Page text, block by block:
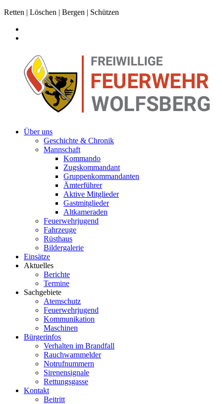
Retten | Löschen | Bergen | Schützen
Über uns
Geschichte & Chronik
Mannschaft
Kommando
Zugskommandant
Gruppenkommandanten
Ämterführer
Aktive Mitglieder
Gastmitglieder
Altkameraden
Feuerwehrjugend
Fahrzeuge
Rüsthaus
Bildergalerie
Einsätze
Aktuelles
Berichte
Termine
Sachgebiete
Atemschutz
Feuerwehrjugend
Kommunikation
Maschinen
Bürgerinfos
Verhalten im Brandfall
Rauchwarnmelder
Notrufnummern
Sirenensignale
Rettungsgasse
Kontakt
Beitritt